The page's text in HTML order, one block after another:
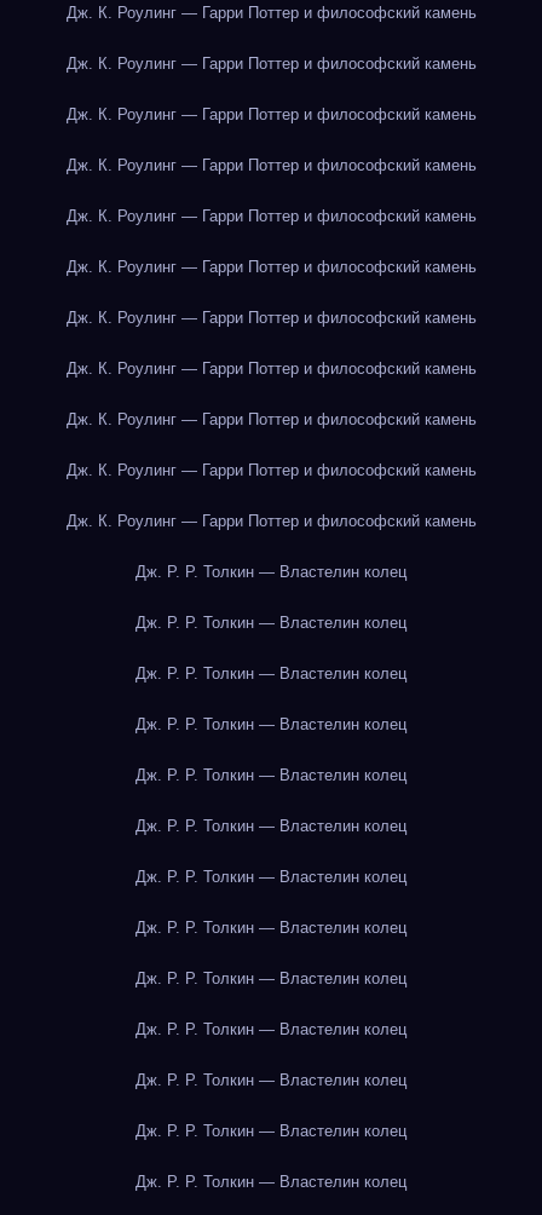
Дж. К. Роулинг — Гарри Поттер и философский камень
Дж. К. Роулинг — Гарри Поттер и философский камень
Дж. К. Роулинг — Гарри Поттер и философский камень
Дж. К. Роулинг — Гарри Поттер и философский камень
Дж. К. Роулинг — Гарри Поттер и философский камень
Дж. К. Роулинг — Гарри Поттер и философский камень
Дж. К. Роулинг — Гарри Поттер и философский камень
Дж. К. Роулинг — Гарри Поттер и философский камень
Дж. К. Роулинг — Гарри Поттер и философский камень
Дж. К. Роулинг — Гарри Поттер и философский камень
Дж. К. Роулинг — Гарри Поттер и философский камень
Дж. Р. Р. Толкин — Властелин колец
Дж. Р. Р. Толкин — Властелин колец
Дж. Р. Р. Толкин — Властелин колец
Дж. Р. Р. Толкин — Властелин колец
Дж. Р. Р. Толкин — Властелин колец
Дж. Р. Р. Толкин — Властелин колец
Дж. Р. Р. Толкин — Властелин колец
Дж. Р. Р. Толкин — Властелин колец
Дж. Р. Р. Толкин — Властелин колец
Дж. Р. Р. Толкин — Властелин колец
Дж. Р. Р. Толкин — Властелин колец
Дж. Р. Р. Толкин — Властелин колец
Дж. Р. Р. Толкин — Властелин колец